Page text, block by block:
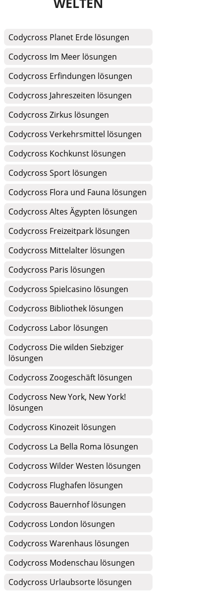
Codycross Planet Erde lösungen
Codycross Im Meer lösungen
Codycross Erfindungen lösungen
Codycross Jahreszeiten lösungen
Codycross Zirkus lösungen
Codycross Verkehrsmittel lösungen
Codycross Kochkunst lösungen
Codycross Sport lösungen
Codycross Flora und Fauna lösungen
Codycross Altes Ägypten lösungen
Codycross Freizeitpark lösungen
Codycross Mittelalter lösungen
Codycross Paris lösungen
Codycross Spielcasino lösungen
Codycross Bibliothek lösungen
Codycross Labor lösungen
Codycross Die wilden Siebziger
lösungen
Codycross Zoogeschäft lösungen
Codycross New York, New York!
lösungen
Codycross Kinozeit lösungen
Codycross La Bella Roma lösungen
Codycross Wilder Westen lösungen
Codycross Flughafen lösungen
Codycross Bauernhof lösungen
Codycross London lösungen
Codycross Warenhaus lösungen
Codycross Modenschau lösungen
Codycross Urlaubsorte lösungen